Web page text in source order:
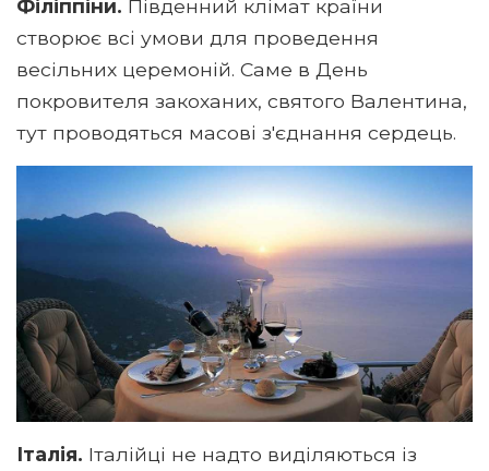
Філіппіни. Південний клімат країни
створює всі умови для проведення
весільних церемоній. Саме в День
покровителя закоханих, святого Валентина,
тут проводяться масові з'єднання сердець.
Італія. Італійці не надто виділяються із